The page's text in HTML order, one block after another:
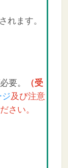
れます。
要。
（受
及び注意
さい。